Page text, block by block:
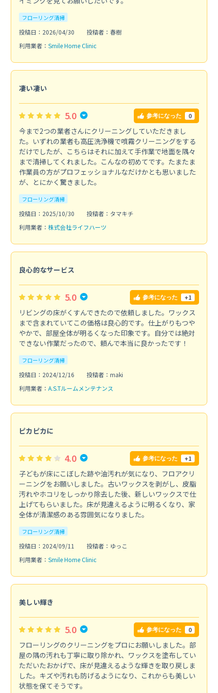
フローリング清掃
投稿日：2026/04/30
投稿者：春樹
利用業者： Smile Home Clinic
凄い凄い
5.0 参考になった 0
今まで2つの業者さんにクリーニングしていただきまし
た。いずれの業者も高圧洗浄機で噴霧クリーニングをする
だけでしたが、こちらはそれに加えて手作業で地面を隅々
まで清掃してくれました。こんなの初めてです。たまたま
作業員の方がプロフェッショナルなだけかとも思いました
が、とにかく驚きました。
フローリング清掃
投稿日：2025/10/30
投稿者：タマキチ
利用業者： 株式会社ライフハーツ
良心的なサービス
5.0 参考になった +1
リビングの床がくすんできたので依頼しました。ワックス
まで含まれていてこの価格は良心的です。仕上がりもつや
やかで、部屋全体が明るくなった印象です。自分では絶対
できない作業だったので、頼んで本当に良かったです！
フローリング清掃
投稿日：2024/12/16
投稿者：maki
利用業者： A.S.Tルームメンテナンス
ピカピカに
4.0 参考になった +1
子どもが床にこぼした跡や油汚れが気になり、フロアクリ
ーニングをお願いしました。古いワックスを剥がし、皮脂
汚れやホコリをしっかり除去した後、新しいワックスで仕
上げてもらいました。床が見違えるように明るくなり、家
全体が清潔感のある雰囲気になりました。
フローリング清掃
投稿日：2024/09/11
投稿者：ゆっこ
利用業者： Smile Home Clinic
美しい輝き
5.0 参考になった 0
フローリングのクリーニングをプロにお願いしました。部
屋の隅の汚れも丁寧に取り除かれ、ワックスを塗布してい
ただいたおかげで、床が見違えるような輝きを取り戻しま
した。キズや汚れも防げるようになり、これからも美しい
状態を保てそうです。